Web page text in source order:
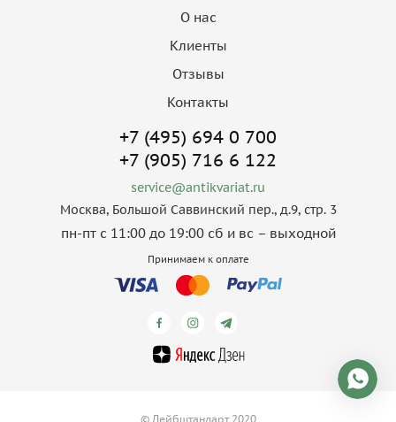
О нас
Клиенты
Отзывы
Контакты
+7 (495) 694 0 700
+7 (905) 716 6 122
service@antikvariat.ru
Москва, Большой Саввинский пер., д.9, стр. 3
пн-пт с 11:00 до 19:00 сб и вс – выходной
Принимаем к оплате
© Лейбштандарт 2020